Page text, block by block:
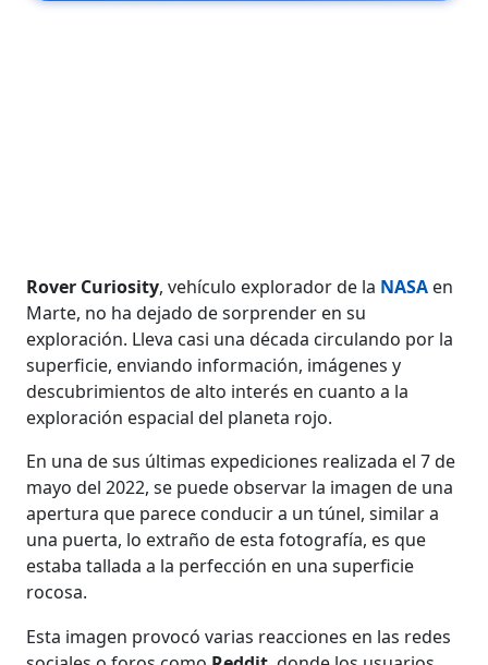
Rover Curiosity, vehículo explorador de la NASA en
Marte, no ha dejado de sorprender en su
exploración. Lleva casi una década circulando por la
superficie, enviando información, imágenes y
descubrimientos de alto interés en cuanto a la
exploración espacial del planeta rojo.
En una de sus últimas expediciones realizada el 7 de
mayo del 2022, se puede observar la imagen de una
apertura que parece conducir a un túnel, similar a
una puerta, lo extraño de esta fotografía, es que
estaba tallada a la perfección en una superficie
rocosa.
Esta imagen provocó varias reacciones en las redes